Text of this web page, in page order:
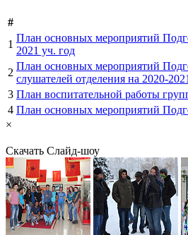
#
1
План основных мероприятий
2021 уч. год
2
План основных мероприятий
слушателей отделения на 2020-
3 План воспитательной работы
4 План основных мероприятий
×
Скачать Слайд-шоу